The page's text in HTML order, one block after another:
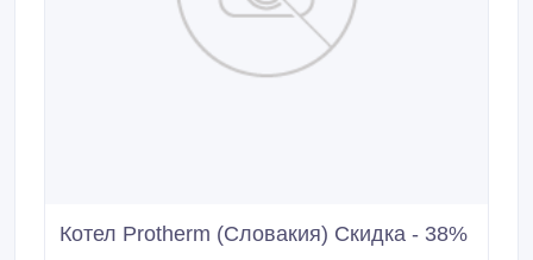
Котел Protherm (Словакия) Скидка - 38%